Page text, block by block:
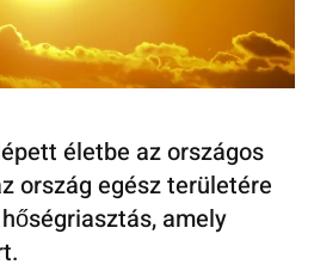
életbe az országos
ország egész területére
amely